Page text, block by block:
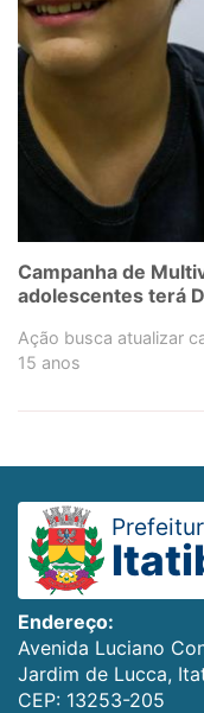
Campanha de
adolescentes terá
Ação busca atualizar
15 anos
Endereço:
Avenida Luciano
Jardim de Lucca,
CEP: 13253-205